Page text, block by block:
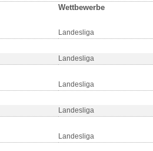
Wettbewerbe
Landesliga
Landesliga
Landesliga
Landesliga
Landesliga